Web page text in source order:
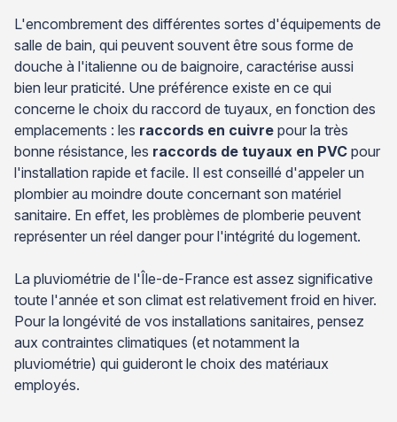
L'encombrement des différentes sortes d'équipements de
salle de bain, qui peuvent souvent être sous forme de
douche à l'italienne ou de baignoire, caractérise aussi
bien leur praticité. Une préférence existe en ce qui
concerne le choix du raccord de tuyaux, en fonction des
emplacements : les raccords en cuivre pour la très
bonne résistance, les raccords de tuyaux en PVC pour
l'installation rapide et facile. Il est conseillé d'appeler un
plombier au moindre doute concernant son matériel
sanitaire. En effet, les problèmes de plomberie peuvent
représenter un réel danger pour l'intégrité du logement.
La pluviométrie de l'Île-de-France est assez significative
toute l'année et son climat est relativement froid en hiver.
Pour la longévité de vos installations sanitaires, pensez
aux contraintes climatiques (et notamment la
pluviométrie) qui guideront le choix des matériaux
employés.